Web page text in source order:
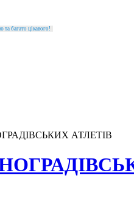
багато цікавого!
АТЛЕТІВ